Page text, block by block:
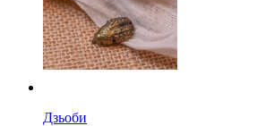
Дзьоби